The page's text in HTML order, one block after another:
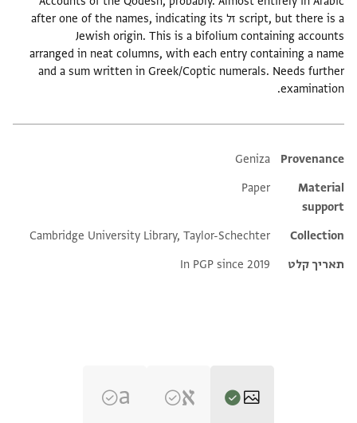
script, but there is a זל after one of the names, indicating its
Jewish origin. This is a bifolium containing accounts
arranged in neat columns, with each entry containing a name
and a sum written in Greek/Coptic numerals. Needs further
examination.
Additional metadata
Provenance
Geniza
Material
support
Paper
Collection
Cambridge University Library, Taylor-Schechter
תאריך קלט
In PGP since 2019